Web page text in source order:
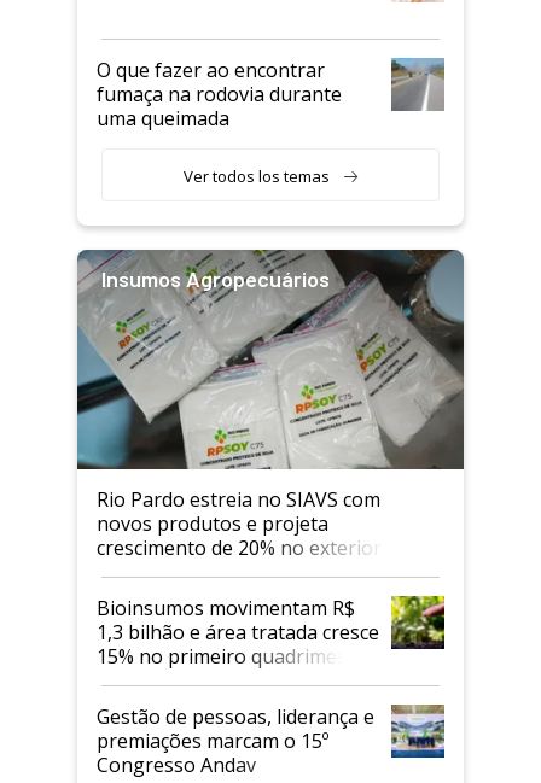
O que fazer ao encontrar
fumaça na rodovia durante
uma queimada
Ver todos los temas
Insumos Agropecuários
Rio Pardo estreia no SIAVS com
novos produtos e projeta
crescimento de 20% no exterior
Bioinsumos movimentam R$
1,3 bilhão e área tratada cresce
15% no primeiro quadrimestre
de 2026
Gestão de pessoas, liderança e
premiações marcam o 15º
Congresso Andav